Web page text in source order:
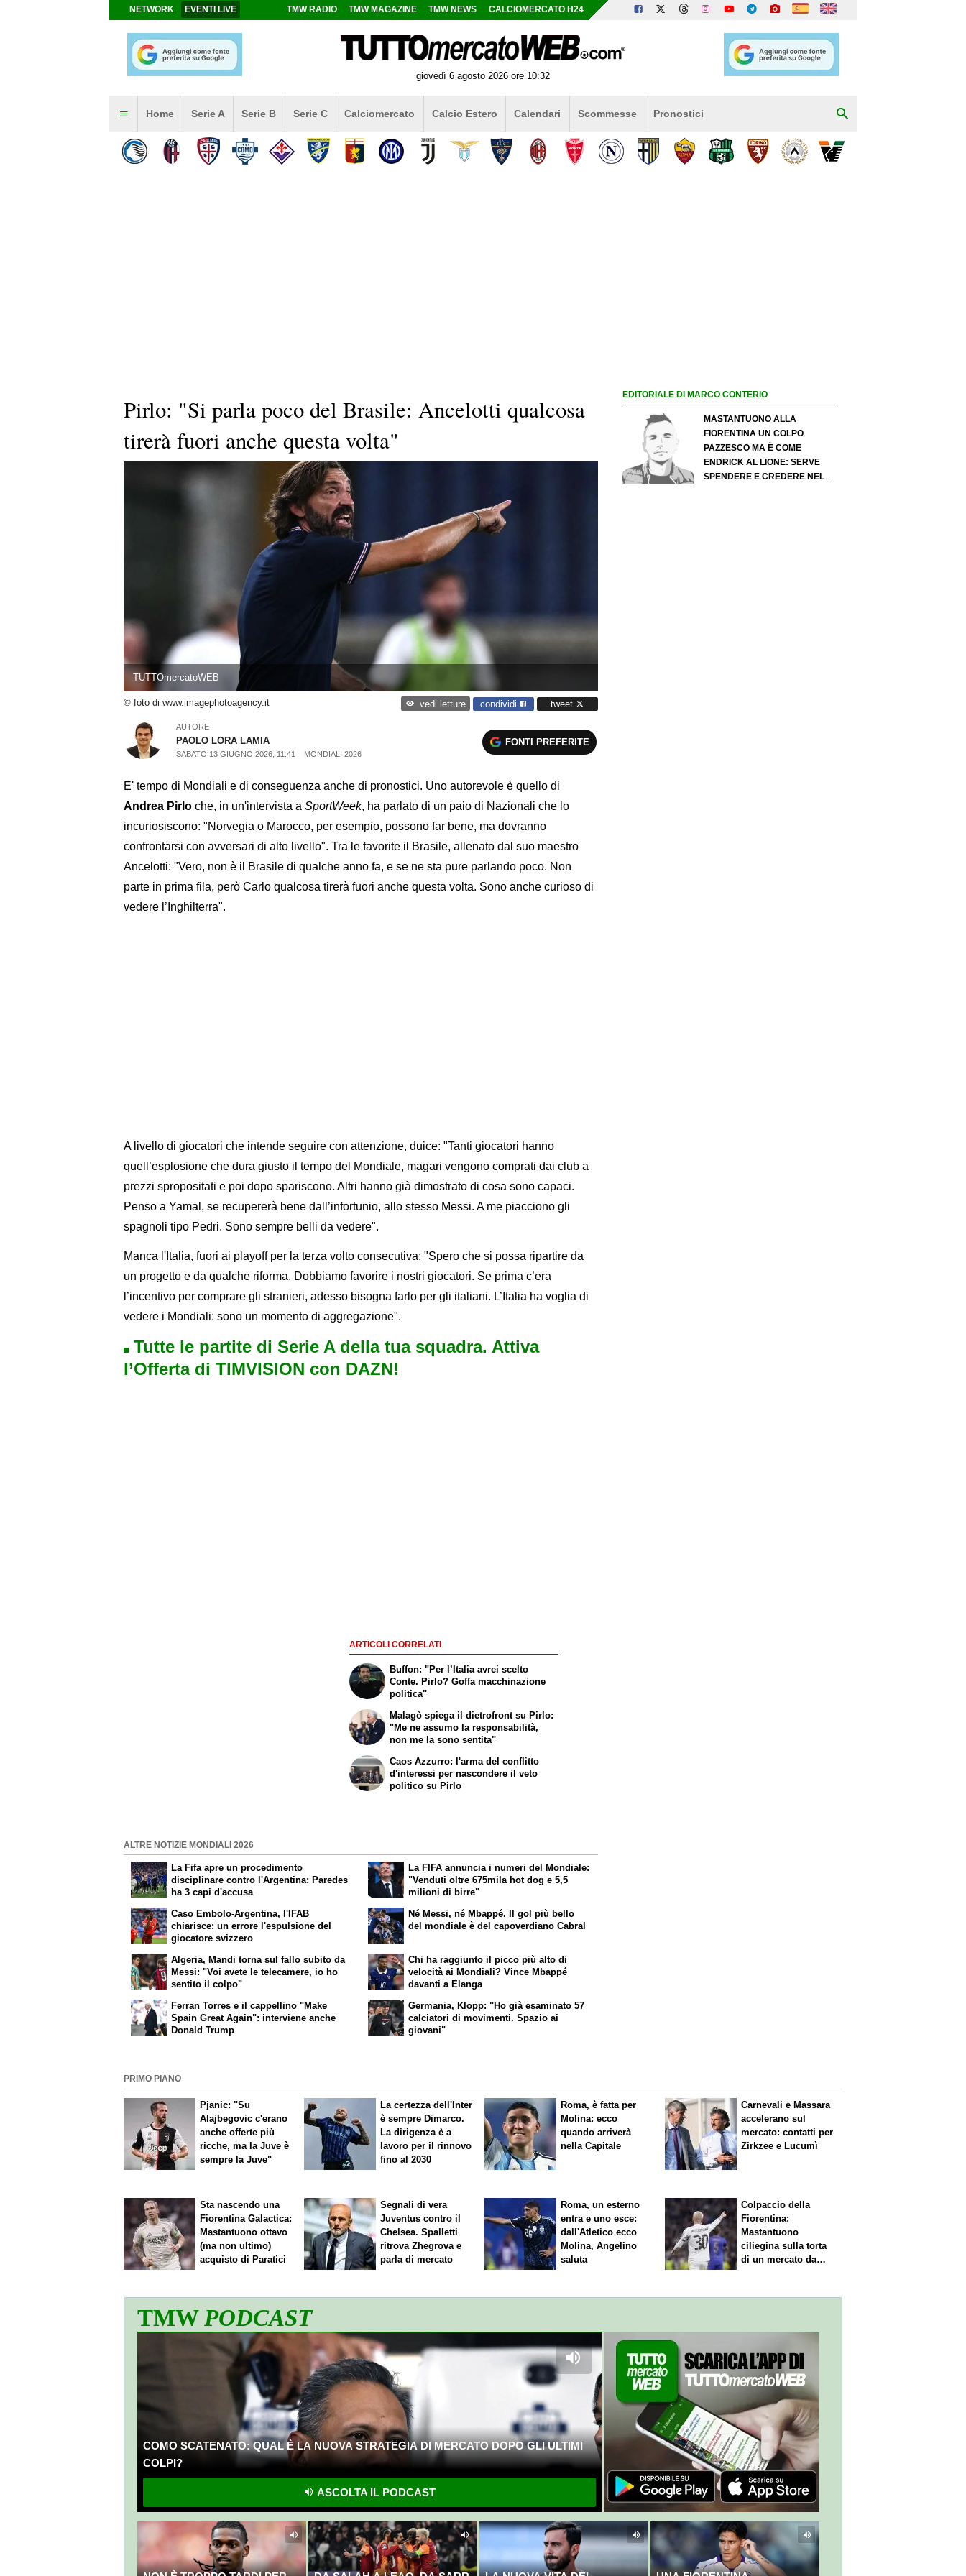
NETWORK EVENTI LIVE TMW RADIO TMW MAGAZINE TMW NEWS CALCIOMERCATO H24
giovedì 6 agosto 2026 ore 10:32
Home Serie A Serie B Serie C Calciomercato Calcio Estero Calendari Scommesse Pronostici
Pirlo: "Si parla poco del Brasile: Ancelotti qualcosa
tirerà fuori anche questa volta"
TUTTOmercatoWEB
© foto di www.imagephotoagency.it vedi letture condividi tweet
AUTORE
PAOLO LORA LAMIA
SABATO 13 GIUGNO 2026, 11:41 MONDIALI 2026
FONTI PREFERITE
E' tempo di Mondiali e di conseguenza anche di pronostici. Uno autorevole è quello di
Andrea Pirlo che, in un'intervista a SportWeek, ha parlato di un paio di Nazionali che lo
incuriosiscono: "Norvegia o Marocco, per esempio, possono far bene, ma dovranno
confrontarsi con avversari di alto livello". Tra le favorite il Brasile, allenato dal suo maestro
Ancelotti: "Vero, non è il Brasile di qualche anno fa, e se ne sta pure parlando poco. Non
parte in prima fila, però Carlo qualcosa tirerà fuori anche questa volta. Sono anche curioso di
vedere l’Inghilterra".
A livello di giocatori che intende seguire con attenzione, duice: "Tanti giocatori hanno
quell’esplosione che dura giusto il tempo del Mondiale, magari vengono comprati dai club a
prezzi spropositati e poi dopo spariscono. Altri hanno già dimostrato di cosa sono capaci.
Penso a Yamal, se recupererà bene dall’infortunio, allo stesso Messi. A me piacciono gli
spagnoli tipo Pedri. Sono sempre belli da vedere".
Manca l'Italia, fuori ai playoff per la terza volto consecutiva: "Spero che si possa ripartire da
un progetto e da qualche riforma. Dobbiamo favorire i nostri giocatori. Se prima c’era
l’incentivo per comprare gli stranieri, adesso bisogna farlo per gli italiani. L’Italia ha voglia di
vedere i Mondiali: sono un momento di aggregazione".
Tutte le partite di Serie A della tua squadra. Attiva
l’Offerta di TIMVISION con DAZN!
ARTICOLI CORRELATI
Buffon: "Per l’Italia avrei scelto
Conte. Pirlo? Goffa macchinazione
politica"
Malagò spiega il dietrofront su Pirlo:
"Me ne assumo la responsabilità,
non me la sono sentita"
Caos Azzurro: l'arma del conflitto
d'interessi per nascondere il veto
politico su Pirlo
ALTRE NOTIZIE MONDIALI 2026
La Fifa apre un procedimento
disciplinare contro l'Argentina: Paredes
ha 3 capi d'accusa
Caso Embolo-Argentina, l'IFAB
chiarisce: un errore l'espulsione del
giocatore svizzero
La FIFA annuncia i numeri del Mondiale:
"Venduti oltre 675mila hot dog e 5,5
milioni di birre"
Né Messi, né Mbappé. Il gol più bello
del mondiale è del capoverdiano Cabral
Algeria, Mandi torna sul fallo subito da
Messi: "Voi avete le telecamere, io ho
sentito il colpo"
Ferran Torres e il cappellino "Make
Spain Great Again": interviene anche
Donald Trump
Chi ha raggiunto il picco più alto di
velocità ai Mondiali? Vince Mbappé
davanti a Elanga
Germania, Klopp: "Ho già esaminato 57
calciatori di movimenti. Spazio ai
giovani"
EDITORIALE DI MARCO CONTERIO
MASTANTUONO ALLA
FIORENTINA UN COLPO
PAZZESCO MA È COME
ENDRICK AL LIONE: SERVE
SPENDERE E CREDERE NELLO
PRIMO PIANO
Pjanic: "Su
Alajbegovic c'erano
anche offerte più
ricche, ma la Juve è
sempre la Juve"
La certezza dell'Inter
è sempre Dimarco.
La dirigenza è a
lavoro per il rinnovo
fino al 2030
Roma, è fatta per
Molina: ecco
quando arriverà
nella Capitale
Carnevali e Massara
accelerano sul
mercato: contatti per
Zirkzee e Lucumì
Sta nascendo una
FiorentinaGalactica:
Mastantuono ottavo
(ma non ultimo)
acquisto di Paratici
Segnali di vera
Juventus contro il
Chelsea. Spalletti
ritrova Zhegrova e
parla di mercato
Roma, un esterno
entra e uno esce:
dall'Atletico ecco
Molina, Angelino
saluta
Colpaccio della
Fiorentina:
Mastantuono
ciliegina sulla torta
di un mercato da
TMWPODCAST
COMO SCATENATO: QUAL È LA NUOVA STRATEGIA DI MERCATO DOPO GLI ULTIMI
COLPI?
ASCOLTA IL PODCAST